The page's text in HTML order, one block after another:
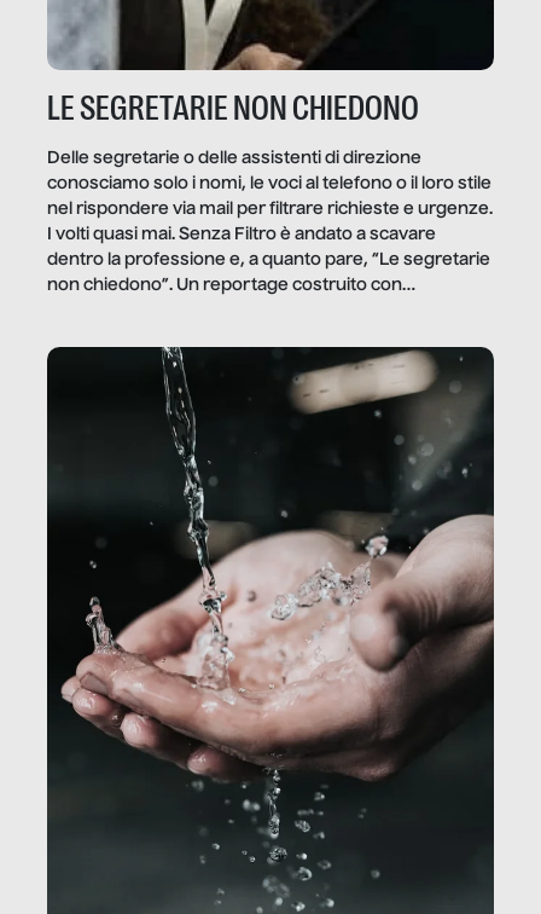
LE SEGRETARIE NON CHIEDONO
Delle segretarie o delle assistenti di direzione
conosciamo solo i nomi, le voci al telefono o il loro stile
nel rispondere via mail per filtrare richieste e urgenze.
I volti quasi mai. Senza Filtro è andato a scavare
dentro la professione e, a quanto pare, “Le segretarie
non chiedono”. Un reportage costruito con